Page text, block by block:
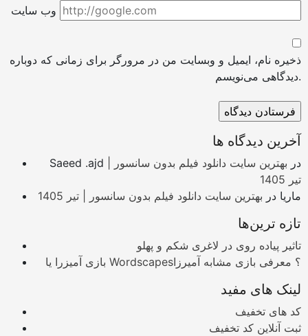
وب سایت
ذخیره نام، ایمیل و وبسایت من در مرورگر برای زمانی که دوباره
دیدگاهی می‌نویسم.
آخرین دیدگاه ها
Saeed .ajd در بهترین سایت دانلود فیلم بدون سانسور |
تیر 1405
ماریا در بهترین سایت دانلود فیلم بدون سانسور | تیر 1405
تازه ترین‌ها
تاثیر پیاده روی در لاغری شکم و پهلو
بازی آمیزرا یا Wordscapes؟ معرفی بازی مشابه آمیرزا
لینک های مفید
کد های تخفیف
ثبت آنلاین کد تخفیف